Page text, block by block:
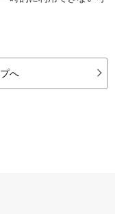
へ